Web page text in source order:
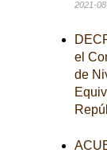
2021-
el
de